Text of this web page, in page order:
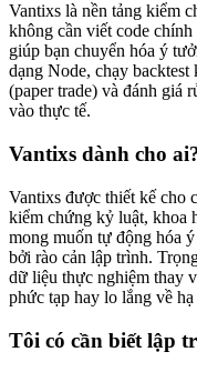
Vantixs là nền tảng kiểm
không cần viết code
giúp bạn chuyển hóa ý
dạng Node, chạy
(paper trade) và đánh giá
vào thực tế.
Vantixs dành cho
Vantixs được thiết kế cho
kiểm chứng kỷ luật, khoa
mong muốn tự động hóa
bởi rào cản lập trình.
dữ liệu thực nghiệm thay
phức tạp hay lo lắng về
Tôi có cần biết lập